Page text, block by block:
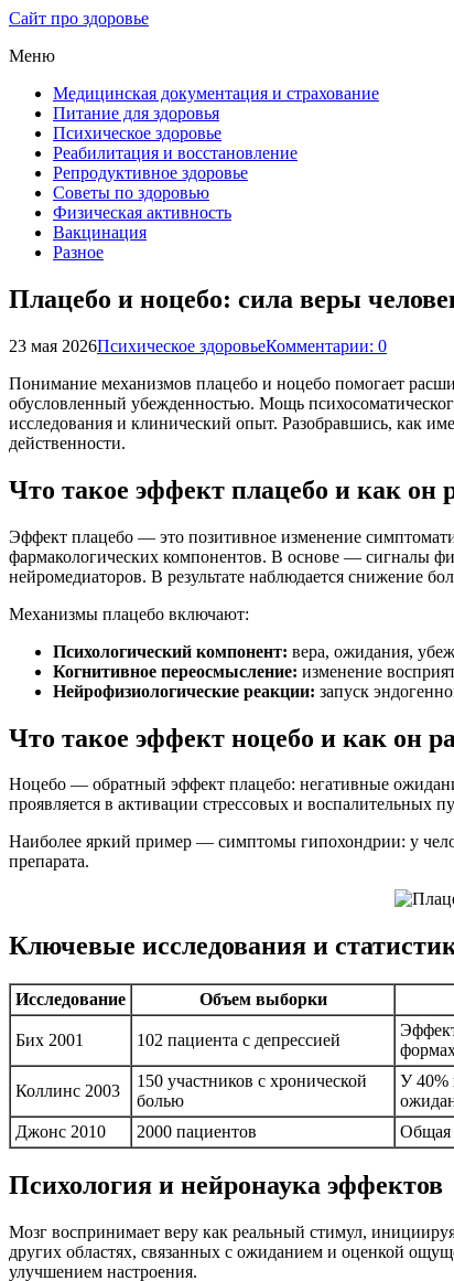
Сайт про здоровье
Меню
Медицинская документация и страхование
Питание для здоровья
Психическое здоровье
Реабилитация и восстановление
Репродуктивное здоровье
Советы по здоровью
Физическая активность
Вакцинация
Разное
Плацебо и ноцебо: сила веры
23 мая 2026Психическое здоровьеКомментарии: 0
Понимание механизмов плацебо и ноцебо помогает
обусловленный убежденностью. Мощь
исследования и клинический опыт. Разобравшись, как
действенности.
Что такое эффект плацебо и как он
Эффект плацебо — это позитивное изменение
фармакологических компонентов. В основе — сигналы
нейромедиаторов. В результате наблюдается снижение
Механизмы плацебо включают:
Психологический компонент: вера, ожидания,
Когнитивное переосмысление: изменение
Нейрофизиологические реакции: запуск
Что такое эффект ноцебо и как он
Ноцебо — обратный эффект плацебо: негативные
проявляется в активации стрессовых и воспалительных
Наиболее яркий пример — симптомы гипохондрии: у
препарата.
Ключевые исследования и
Исследование Объем выборки
Бих 2001 102 пациента с депрессией
Коллинс 2003
150 участников с хронической
болью
У 40%
Джонс 2010
2000 пациентов Общая
Психология и нейронаука эффектов
Мозг воспринимает веру как реальный стимул,
других областях, связанных с ожиданием и оценкой
улучшением настроения.